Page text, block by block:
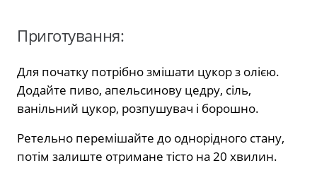
Приготування:
Для початку потрібно змішати цукор з олією.
Додайте пиво, апельсинову цедру, сіль,
ванільний цукор, розпушувач і борошно.
Ретельно перемішайте до однорідного стану,
потім залиште отримане тісто на 20 хвилин.